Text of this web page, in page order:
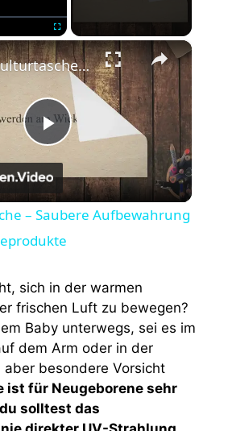
Fullscreen ×
P
l
a
y
V
i
Baby Kulturtasche – Saubere Aufbewahrung für Babys Pflegeprodukte
– Saubere Aufbewahrung
sich in der warmen
frischen Luft zu bewegen?
Baby unterwegs, sei es im
dem Arm oder in der
besondere Vorsicht
ist für Neugeborene sehr
solltest das